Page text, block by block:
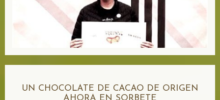
UN CHOCOLATE DE CACAO DE ORIGEN